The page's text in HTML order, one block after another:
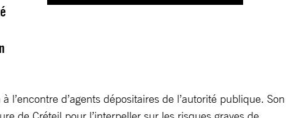
d’agents dépositaires de l’autorité publique. Son